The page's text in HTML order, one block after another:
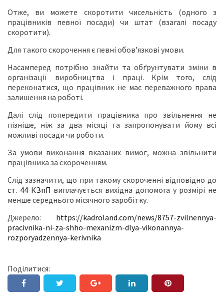
Отже, ви можете скоротити чисельність (одного з
працівників певної посади) чи штат (взагалі посаду
скоротити).
Для такого скорочення є певні обов’язкові умови.
Насамперед потрібно знайти та обґрунтувати зміни в
організації виробництва і праці. Крім того, слід
переконатися, що працівник не має переважного права
залишення на роботі.
Далі слід попередити працівника про звільнення не
пізніше, ніж за два місяці та запропонувати йому всі
можливі посади чи роботи.
За умови виконання вказаних вимог, можна звільнити
працівника за скороченням.
Слід зазначити, що при такому скороченні відповідно до
ст. 44 КЗпП виплачується вихідна допомога у розмірі не
менше середнього місячного заробітку.
Джерело: https://kadroland.com/news/8757-zvilnennya-
pracivnika-ni-za-shho-mexanizm-dlya-vikonannya-
rozporyadzennya-kerivnika
Поділитися: